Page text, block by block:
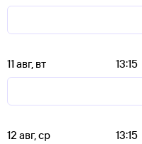
11 авг, вт 13:15
12 авг, ср 13:15